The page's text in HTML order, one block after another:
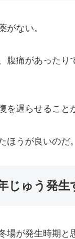
ない。
痛があったり
遅らせること
うが良いのだ。
じゅう発生
が発生時期と